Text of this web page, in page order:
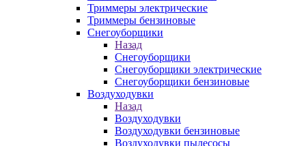
Триммеры электрические
Триммеры бензиновые
Снегоуборщики
Назад
Снегоуборщики
Снегоуборщики электрические
Снегоуборщики бензиновые
Воздуходувки
Назад
Воздуходувки
Воздуходувки бензиновые
Воздуходувки пылесосы